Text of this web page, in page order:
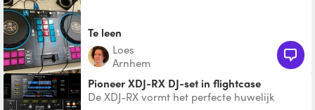
Te leen
Loes
Arnhem
Pioneer XDJ-RX DJ-set in flightcase
De XDJ-RX vormt het perfecte huwelijk